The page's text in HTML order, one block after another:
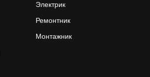
Электрик
Ремонтник
Монтажник